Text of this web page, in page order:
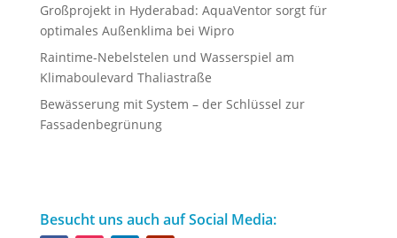
Großprojekt in Hyderabad: AquaVentor sorgt für
optimales Außenklima bei Wipro
Raintime-Nebelstelen und Wasserspiel am
Klimaboulevard Thaliastraße
Bewässerung mit System – der Schlüssel zur
Fassadenbegrünung
Besucht uns auch auf Social Media: